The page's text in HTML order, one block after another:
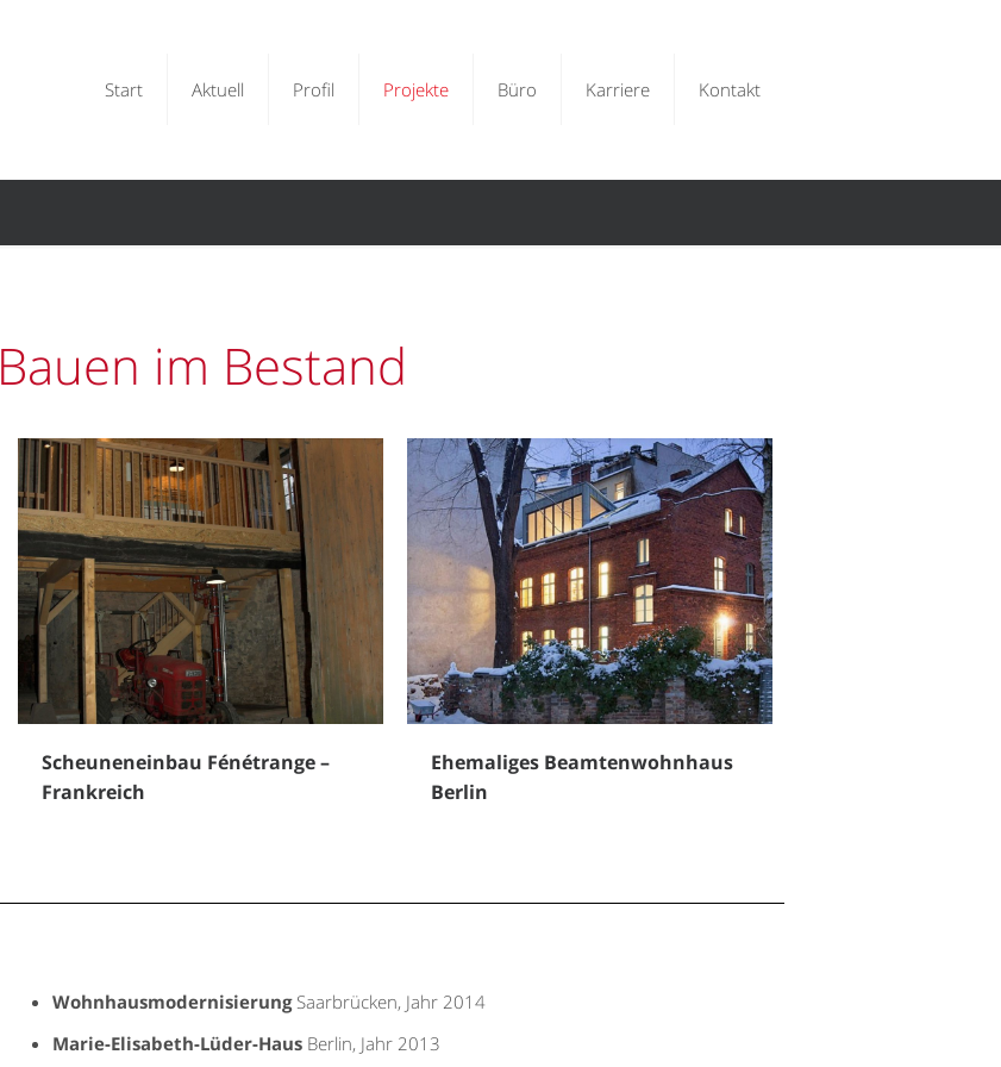
Start Aktuell Profil Projekte Büro Karriere Kontakt
Bauen im Bestand
Scheuneneinbau Fénétrange –
Frankreich
Ehemaliges Beamtenwohnhaus
Berlin
WohnhausmodernisierungSaarbrücken, Jahr 2014
Marie-Elisabeth-Lüder-HausBerlin, Jahr 2013